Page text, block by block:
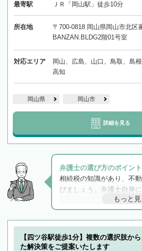
最寄駅 ＪＲ「岡山駅」徒歩10分
所在地
〒700-0818 岡山県岡山市北区
BANZAN.BLDG2階01号室
対応エリア
岡山、広島、山口、鳥取、島
高知
岡山県 岡山市
詳細を見る
弁護士の選び方のポイン
相続税の知識があり、不
びましょう。弁護士自身
と他士業との連携もスム
解決のみならず相続をト
できます。また、相続は
でフィーリングも重要で
で複数の弁護士と会話を
もっと見
【四ツ谷駅徒歩1分】複数の選択肢か
た解決策をご提案いたします